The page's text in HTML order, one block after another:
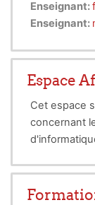
pour
Plusieurs
marketing,
des
Enseignant:
Enseignant:
Espace
Cet espace
concernant